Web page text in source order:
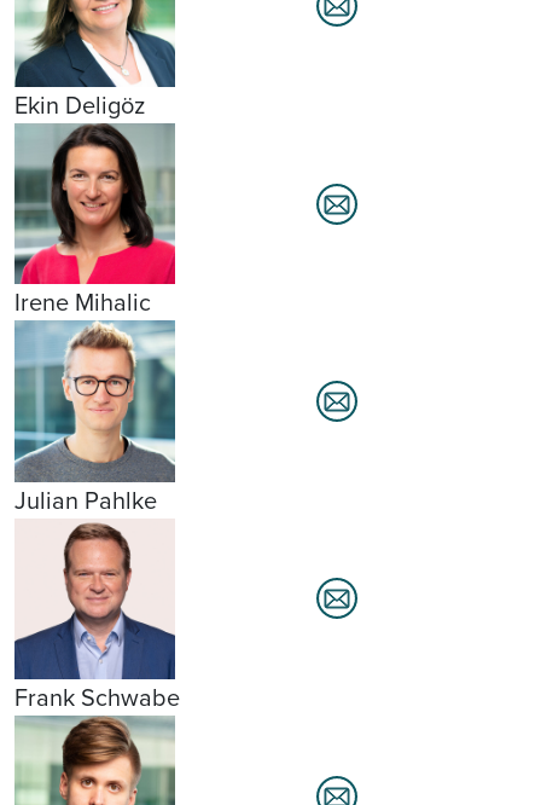
Ekin Deligöz
Irene Mihalic
Julian Pahlke
Frank Schwabe